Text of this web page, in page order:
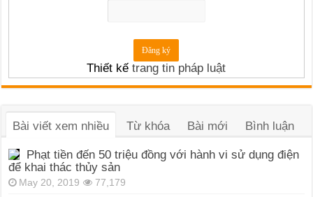
Thiết kếtrang tin pháp luật
Bài viết xem nhiều Từ khóa Bài mới Bình luận
Phạt tiền đến 50 triệu đồng với hành vi sử dụng điện
để khai thác thủy sản
May 20, 2019 77,179